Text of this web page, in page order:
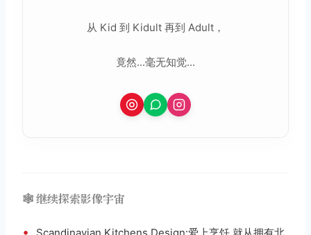
从 Kid 到 Kidult 再到 Adult，
竟然...毫无知觉...
🕸️ 继续探索影像宇宙
•
Scandinavian Kitchens Design:爱上烹饪,就从拥有北